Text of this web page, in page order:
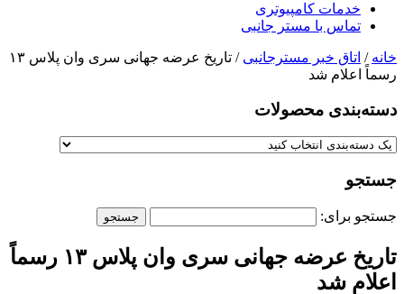
خدمات کامپیوتری
تماس با مستر جانبی
خانه / اتاق خبر مسترجانبی
/ تاریخ عرضه جهانی سری وان پلاس ۱۳
رسماً اعلام شد
دسته‌بندی‌ محصولات
جستجو
جستجو برای:
تاریخ عرضه جهانی سری وان پلاس ۱۳ رسماً
اعلام شد